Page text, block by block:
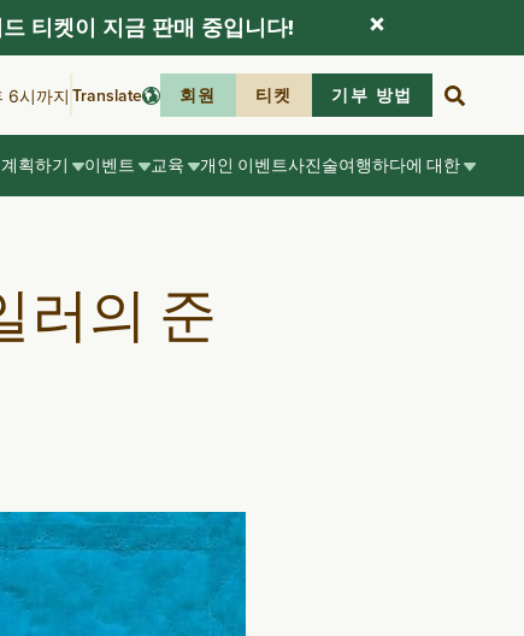
6시까지 Translate 회원 티켓 기부 방법
획하기 이벤트 교육 개인 이벤트사진술여행하다에 대한
러의 준
티켓이 지금 판매 중입니다!